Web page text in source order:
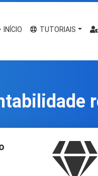
INÍCIO TUTORIAIS